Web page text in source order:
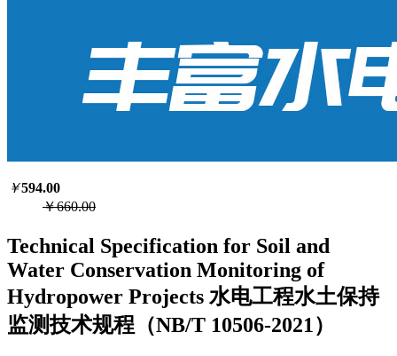
￥594.00
￥660.00
Technical Specification for Soil and
Water Conservation Monitoring of
Hydropower Projects 水电工程水土保持
监测技术规程（NB/T 10506-2021）